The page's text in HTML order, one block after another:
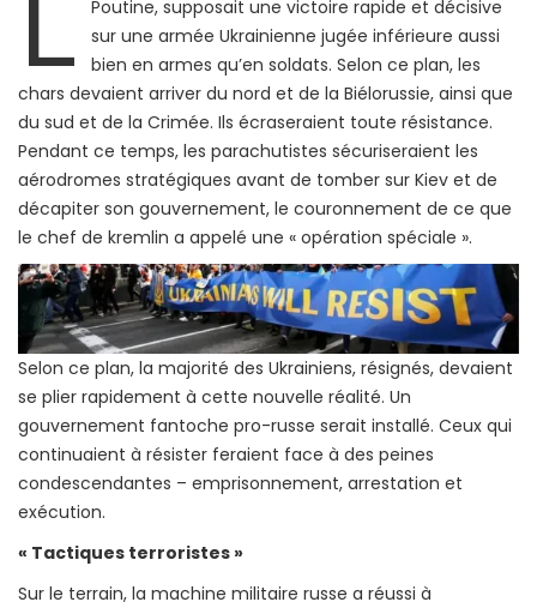
Poutine, supposait une victoire rapide et décisive
sur une armée Ukrainienne jugée inférieure aussi
bien en armes qu’en soldats. Selon ce plan, les
chars devaient arriver du nord et de la Biélorussie, ainsi que
du sud et de la Crimée. Ils écraseraient toute résistance.
Pendant ce temps, les parachutistes sécuriseraient les
aérodromes stratégiques avant de tomber sur Kiev et de
décapiter son gouvernement, le couronnement de ce que
le chef de kremlin a appelé une « opération spéciale ».
Selon ce plan, la majorité des Ukrainiens, résignés, devaient
se plier rapidement à cette nouvelle réalité. Un
gouvernement fantoche pro-russe serait installé. Ceux qui
continuaient à résister feraient face à des peines
condescendantes – emprisonnement, arrestation et
exécution.
« Tactiques terroristes »
Sur le terrain, la machine militaire russe a réussi à